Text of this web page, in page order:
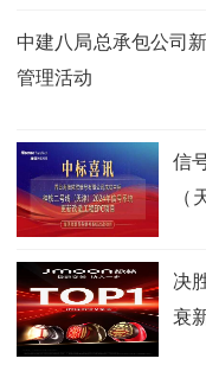
中建八局总承包公司
管理活动
信
（
决
衰